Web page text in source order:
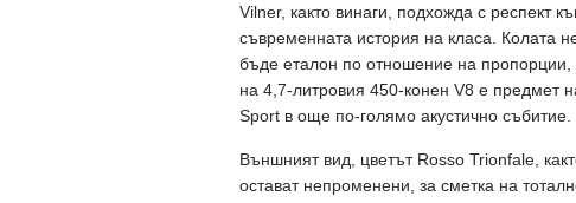
Vilner, както винаги, подхожда с респект
съвременната история на класа. Колата
бъде еталон по отношение на пропорции,
на 4,7-литровия 450-конен V8 е предмет
Sport в още по-голямо акустично събитие.
Външният вид, цветът Rosso Trionfale,
остават непроменени, за сметка на